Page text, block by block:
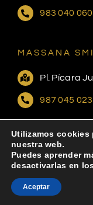
983 040 060
MASSANA
Pl. Pícara
987 045 023
AVISO LEGAL
Utilizamos cookies
nuestra web.
Puedes aprender
desactivarlas en
Aceptar